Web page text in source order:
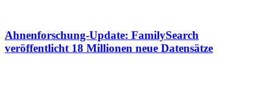
Ahnenforschung-Update: FamilySearch
veröffentlicht 18 Millionen neue Datensätze